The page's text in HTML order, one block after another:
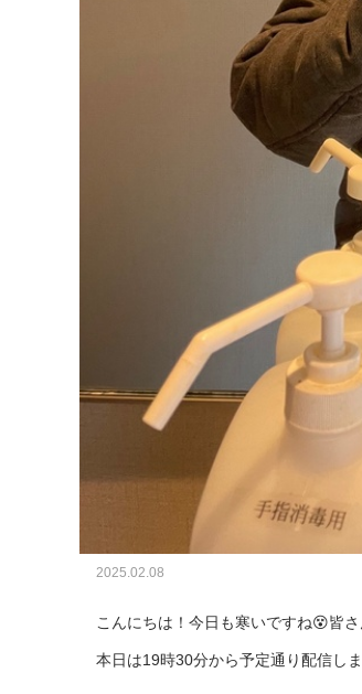
2025.02.08
こんにちは！今日も寒いですね😵皆
本日は19時30分から予定通り配信し